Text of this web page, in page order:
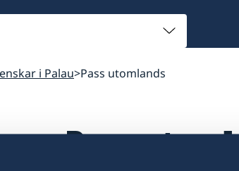
i Palau Pass utomlands
Pass